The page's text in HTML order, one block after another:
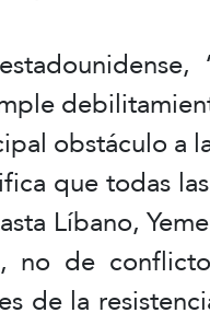
obstáculo a
que todas
Líbano,
de
de la